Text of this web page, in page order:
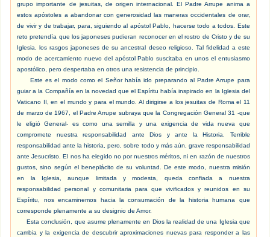
grupo importante de jesuitas, de origen internacional. El Padre Arrupe anima a
estos apóstoles a abandonar con generosidad las maneras occidentales de orar,
de vivir y de trabajar, para, siguiendo al apóstol Pablo, hacerse todo a todos. Este
reto pretendía que los japoneses pudieran reconocer en el rostro de Cristo y de su
Iglesia, los rasgos japoneses de su ancestral deseo religioso. Tal fidelidad a este
modo de acercamiento nuevo del apóstol Pablo suscitaba en unos el entusiasmo
apostólico, pero despertaba en otros una resistencia de principio.
Este es el modo como el Señor había ido preparando al Padre Arrupe para
guiar a la Compañía en la novedad que el Espíritu había inspirado en la Iglesia del
Vaticano II, en el mundo y para el mundo. Al dirigirse a los jesuitas de Roma el 11
de marzo de 1967, el Padre Arrupe subraya que la Congregación General 31 -que
le eligió General- es como una semilla y una exigencia de vida nueva que
compromete nuestra responsabilidad ante Dios y ante la Historia. Terrible
responsabilidad ante la historia, pero, sobre todo y más aún, grave responsabilidad
ante Jesucristo. El nos ha elegido no por nuestros méritos, ni en razón de nuestros
gustos, sino según el beneplácito de su voluntad. De este modo, nuestra misión
en la Iglesia, aunque limitada y modesta, queda confiada a nuestra
responsabilidad personal y comunitaria para que vivificados y reunidos en su
Espíritu, nos encaminemos hacia la consumación de la historia humana que
corresponde plenamente a su designio de Amor.
Esta conclusión, que asume plenamente en Dios la realidad de una Iglesia que
cambia y la exigencia de descubrir aproximaciones nuevas para responder a las